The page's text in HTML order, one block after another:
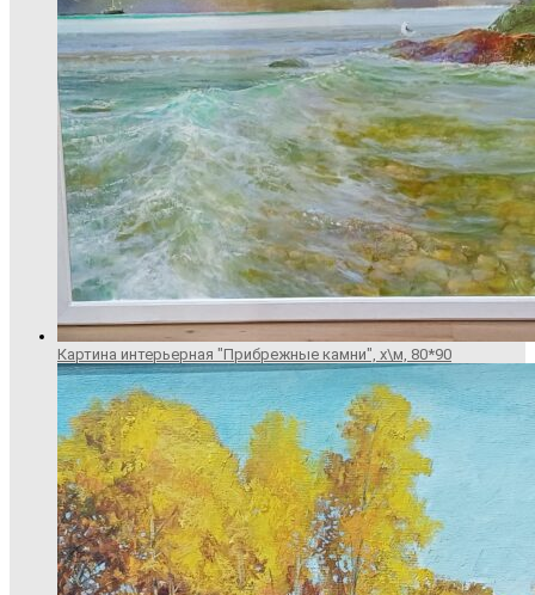
Картина интерьерная "Прибрежные камни", х\м, 80*90